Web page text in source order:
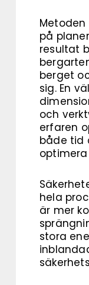
på
resultat
berget
sig. En
och
erfaren
både tid
hela
är mer
stora